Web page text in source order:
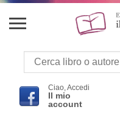
Ciao, Accedi
Il mio
account